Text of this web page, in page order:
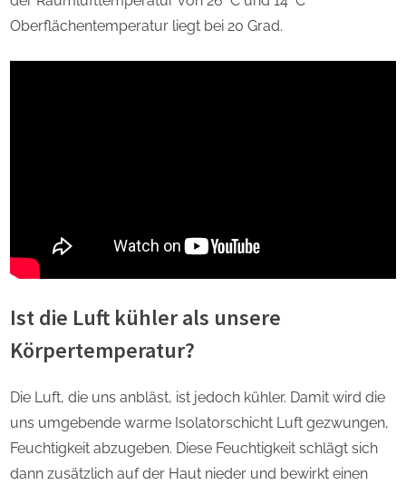
Oberflächentemperatur liegt bei 20 Grad.
Ist die Luft kühler als unsere
Körpertemperatur?
Die Luft, die uns anbläst, ist jedoch kühler. Damit wird die
uns umgebende warme Isolatorschicht Luft gezwungen,
Feuchtigkeit abzugeben. Diese Feuchtigkeit schlägt sich
dann zusätzlich auf der Haut nieder und bewirkt einen